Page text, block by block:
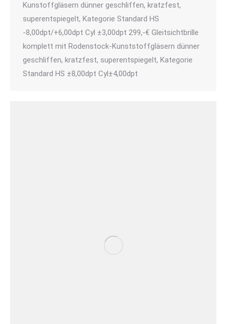
Kunstoffgläsern dünner geschliffen, kratzfest,
superentspiegelt, Kategorie Standard HS
-8,00dpt/+6,00dpt Cyl ±3,00dpt 299,-€ Gleitsichtbrille
komplett mit Rodenstock-Kunststoffgläsern dünner
geschliffen, kratzfest, superentspiegelt, Kategorie
Standard HS ±8,00dpt Cyl±4,00dpt